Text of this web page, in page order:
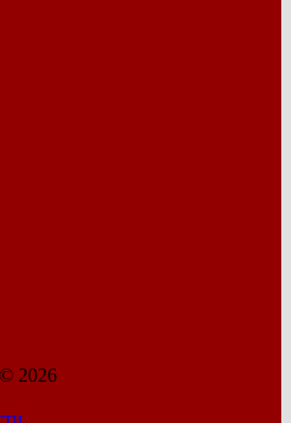
© 2026